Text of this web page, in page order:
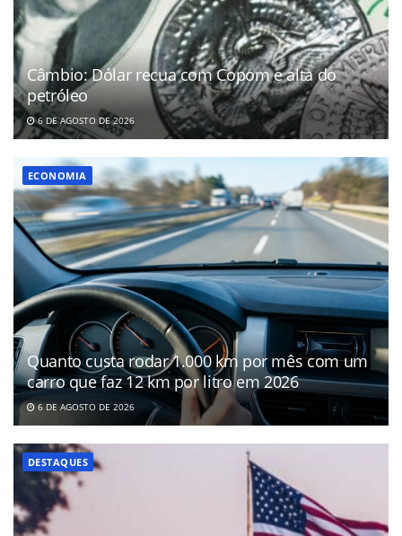
Câmbio: Dólar recua com Copom e alta do
petróleo
6 DE AGOSTO DE 2026
ECONOMIA
Quanto custa rodar 1.000 km por mês com um
carro que faz 12 km por litro em 2026
6 DE AGOSTO DE 2026
DESTAQUES